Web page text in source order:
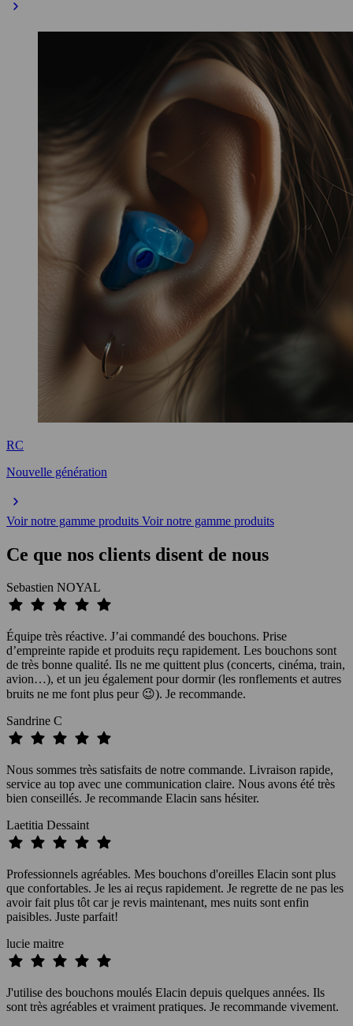
RC
Nouvelle génération
Voir notre gamme produits Voir notre gamme produits
Ce que nos clients disent de nous
Sebastien NOYAL
Équipe très réactive. J’ai commandé des bouchons. Prise
d’empreinte rapide et produits reçu rapidement. Les bouchons sont
de très bonne qualité. Ils ne me quittent plus (concerts, cinéma, train,
avion…), et un jeu également pour dormir (les ronflements et autres
bruits ne me font plus peur 😉). Je recommande.
Sandrine C
Nous sommes très satisfaits de notre commande. Livraison rapide,
service au top avec une communication claire. Nous avons été très
bien conseillés. Je recommande Elacin sans hésiter.
Laetitia Dessaint
Professionnels agréables. Mes bouchons d'oreilles Elacin sont plus
que confortables. Je les ai reçus rapidement. Je regrette de ne pas les
avoir fait plus tôt car je revis maintenant, mes nuits sont enfin
paisibles. Juste parfait!
lucie maitre
J'utilise des bouchons moulés Elacin depuis quelques années. Ils
sont très agréables et vraiment pratiques. Je recommande vivement.